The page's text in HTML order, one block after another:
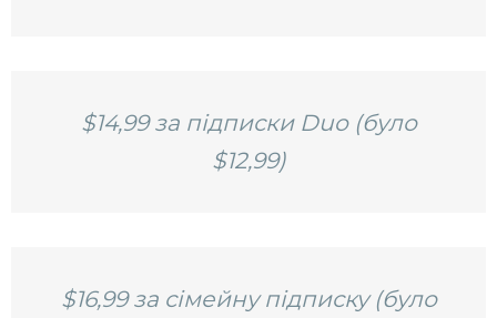
$14,99 за підписки Duo (було
$12,99)
$16,99 за сімейну підписку (було